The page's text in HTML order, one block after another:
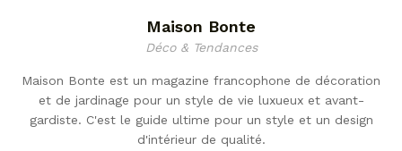
Maison Bonte
Déco & Tendances
Maison Bonte est un magazine francophone de décoration
et de jardinage pour un style de vie luxueux et avant-
gardiste. C'est le guide ultime pour un style et un design
d'intérieur de qualité.